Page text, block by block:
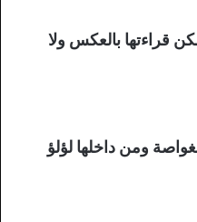
قراءتها بالعكس ولا
ومن داخلها لؤلؤ